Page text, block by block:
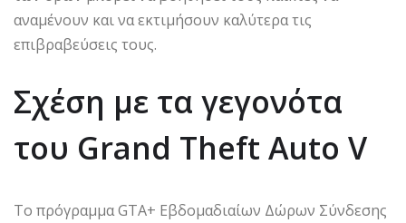
αναμένουν και να εκτιμήσουν καλύτερα τις
επιβραβεύσεις τους.
Σχέση με τα γεγονότα
του Grand Theft Auto V
Το πρόγραμμα GTA+ Εβδομαδιαίων Δώρων Σύνδεσης